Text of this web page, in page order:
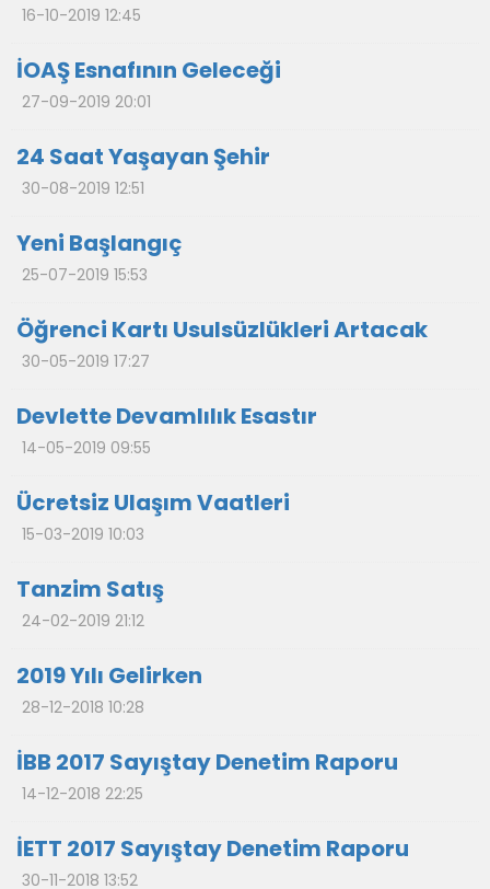
16-10-2019 12:45
İOAŞ Esnafının Geleceği
27-09-2019 20:01
24 Saat Yaşayan Şehir
30-08-2019 12:51
Yeni Başlangıç
25-07-2019 15:53
Öğrenci Kartı Usulsüzlükleri Artacak
30-05-2019 17:27
Devlette Devamlılık Esastır
14-05-2019 09:55
Ücretsiz Ulaşım Vaatleri
15-03-2019 10:03
Tanzim Satış
24-02-2019 21:12
2019 Yılı Gelirken
28-12-2018 10:28
İBB 2017 Sayıştay Denetim Raporu
14-12-2018 22:25
İETT 2017 Sayıştay Denetim Raporu
30-11-2018 13:52